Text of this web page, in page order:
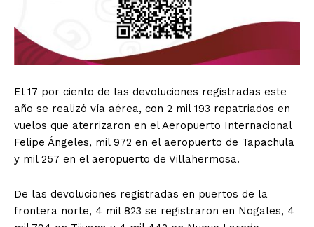
El 17 por ciento de las devoluciones registradas este
año se realizó vía aérea, con 2 mil 193 repatriados en
vuelos que aterrizaron en el Aeropuerto Internacional
Felipe Ángeles, mil 972 en el aeropuerto de Tapachula
y mil 257 en el aeropuerto de Villahermosa.
De las devoluciones registradas en puertos de la
frontera norte, 4 mil 823 se registraron en Nogales, 4